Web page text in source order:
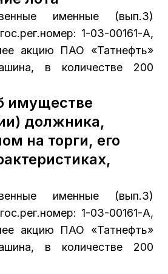
именные (вып.3)
1-03-00161-А,
акцию ПАО «Татнефть»
в количестве 200
имуществе
должника,
на торги, его
именные (вып.3)
1-03-00161-А,
акцию ПАО «Татнефть»
в количестве 200